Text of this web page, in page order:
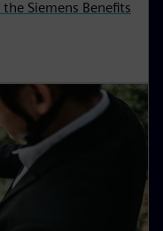
Siemens Benefits